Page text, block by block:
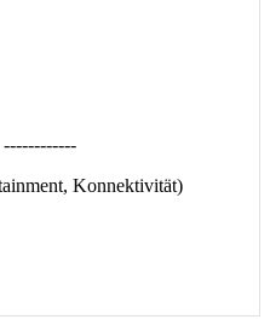
Konnektivität)